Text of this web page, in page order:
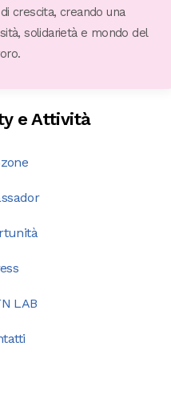
crescita, creando una
solidarietà e mondo del
e Attività
LAB